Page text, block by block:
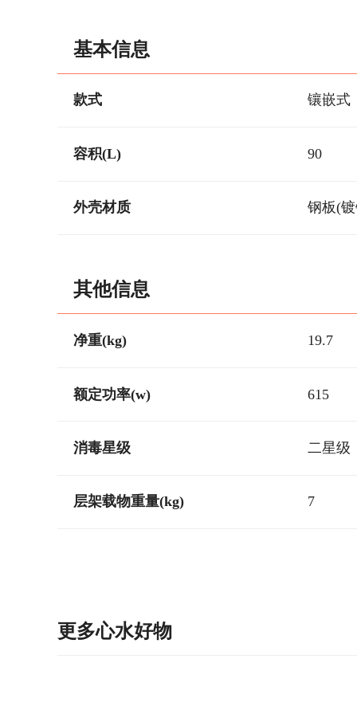
基本信息
款式 镶嵌式
容积(L) 90
外壳材质 钢板(
其他信息
净重(kg) 19.7
额定功率(w) 615
消毒星级 二星级
层架载物重量(kg) 7
更多心水好物